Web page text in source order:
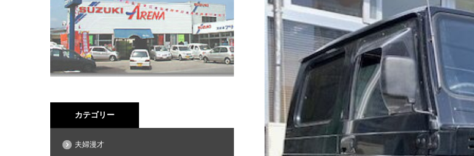
カテゴリー
夫婦漫才